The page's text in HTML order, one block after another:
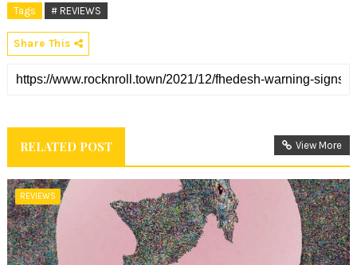
Tags # REVIEWS
Share This
RELATED POST View More
REVIEWS